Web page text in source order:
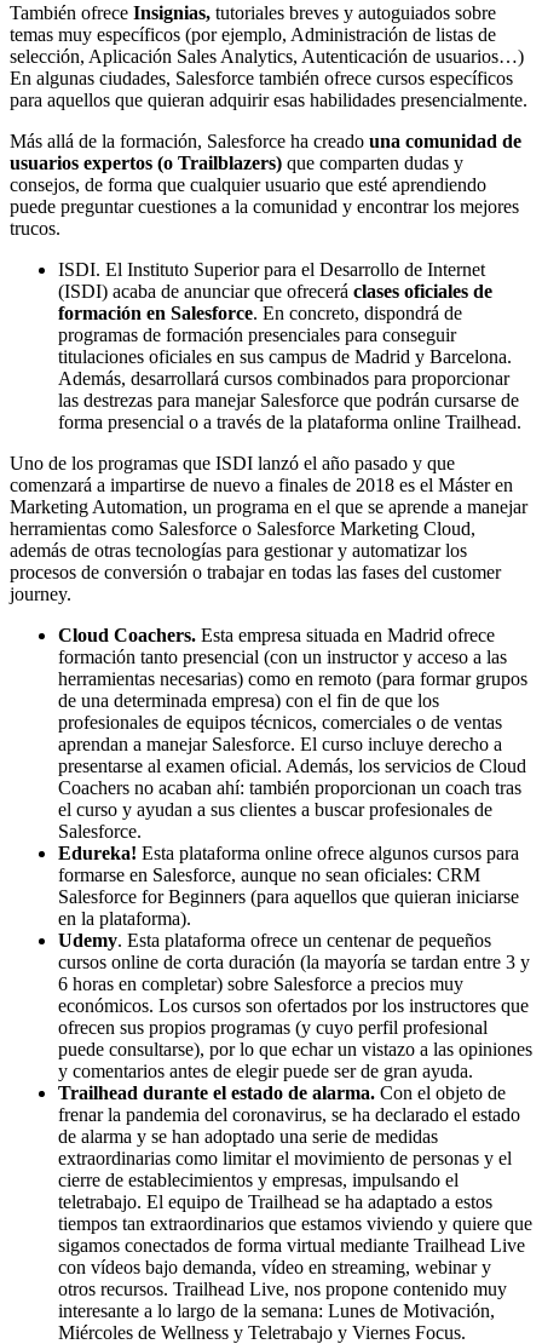
También ofrece Insignias, tutoriales breves y autoguiados sobre
temas muy específicos (por ejemplo, Administración de listas de
selección, Aplicación Sales Analytics, Autenticación de usuarios…)
En algunas ciudades, Salesforce también ofrece cursos específicos
para aquellos que quieran adquirir esas habilidades presencialmente.
Más allá de la formación, Salesforce ha creado una comunidad de
usuarios expertos (o Trailblazers) que comparten dudas y
consejos, de forma que cualquier usuario que esté aprendiendo
puede preguntar cuestiones a la comunidad y encontrar los mejores
trucos.
ISDI. El Instituto Superior para el Desarrollo de Internet
(ISDI) acaba de anunciar que ofrecerá clases oficiales de
formación en Salesforce. En concreto, dispondrá de
programas de formación presenciales para conseguir
titulaciones oficiales en sus campus de Madrid y Barcelona.
Además, desarrollará cursos combinados para proporcionar
las destrezas para manejar Salesforce que podrán cursarse de
forma presencial o a través de la plataforma online Trailhead.
Uno de los programas que ISDI lanzó el año pasado y que
comenzará a impartirse de nuevo a finales de 2018 es el Máster en
Marketing Automation, un programa en el que se aprende a manejar
herramientas como Salesforce o Salesforce Marketing Cloud,
además de otras tecnologías para gestionar y automatizar los
procesos de conversión o trabajar en todas las fases del customer
journey.
Cloud Coachers. Esta empresa situada en Madrid ofrece
formación tanto presencial (con un instructor y acceso a las
herramientas necesarias) como en remoto (para formar grupos
de una determinada empresa) con el fin de que los
profesionales de equipos técnicos, comerciales o de ventas
aprendan a manejar Salesforce. El curso incluye derecho a
presentarse al examen oficial. Además, los servicios de Cloud
Coachers no acaban ahí: también proporcionan un coach tras
el curso y ayudan a sus clientes a buscar profesionales de
Salesforce.
Edureka! Esta plataforma online ofrece algunos cursos para
formarse en Salesforce, aunque no sean oficiales: CRM
Salesforce for Beginners (para aquellos que quieran iniciarse
en la plataforma).
Udemy. Esta plataforma ofrece un centenar de pequeños
cursos online de corta duración (la mayoría se tardan entre 3 y
6 horas en completar) sobre Salesforce a precios muy
económicos. Los cursos son ofertados por los instructores que
ofrecen sus propios programas (y cuyo perfil profesional
puede consultarse), por lo que echar un vistazo a las opiniones
y comentarios antes de elegir puede ser de gran ayuda.
Trailhead durante el estado de alarma. Con el objeto de
frenar la pandemia del coronavirus, se ha declarado el estado
de alarma y se han adoptado una serie de medidas
extraordinarias como limitar el movimiento de personas y el
cierre de establecimientos y empresas, impulsando el
teletrabajo. El equipo de Trailhead se ha adaptado a estos
tiempos tan extraordinarios que estamos viviendo y quiere que
sigamos conectados de forma virtual mediante Trailhead Live
con vídeos bajo demanda, vídeo en streaming, webinar y
otros recursos. Trailhead Live, nos propone contenido muy
interesante a lo largo de la semana: Lunes de Motivación,
Miércoles de Wellness y Teletrabajo y Viernes Focus.